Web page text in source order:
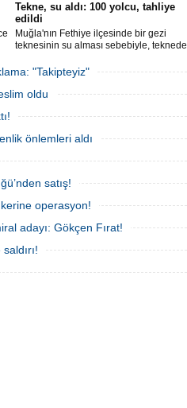
Tekne, su aldı: 100 yolcu, tahliye
edildi
Muğla'nın Fethiye ilçesinde bir gezi
teknesinin su alması sebebiyle, teknede
teknenin batmaması için bölgede
kurtarma çalışması başlatıldı.
"Takipteyiz"
oldu
önlemleri aldı
satış!
operasyon!
adayı: Gökçen Fırat!